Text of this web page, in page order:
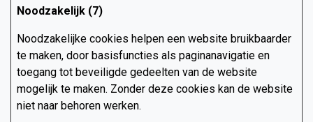
Noodzakelijk (7)
Noodzakelijke cookies helpen een website bruikbaarder
te maken, door basisfuncties als paginanavigatie en
toegang tot beveiligde gedeelten van de website
mogelijk te maken. Zonder deze cookies kan de website
niet naar behoren werken.